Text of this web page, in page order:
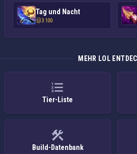
Tag und Nacht
3 100
MEHR LOL
Tier-Liste
Build-Datenbank